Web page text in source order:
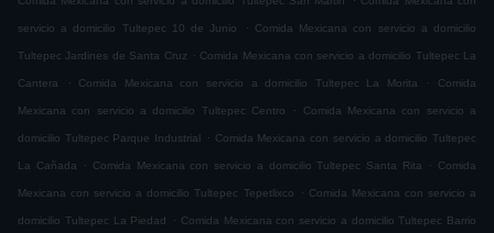
servicio a domicilio Tultepec 10 de Junio . Comida Mexicana con servicio a domicilio
Tultepec Jardines de Santa Cruz . Comida Mexicana con servicio a domicilio Tultepec La
Cantera . Comida Mexicana con servicio a domicilio Tultepec La Morita . Comida
Mexicana con servicio a domicilio Tultepec Centro . Comida Mexicana con servicio a
domicilio Tultepec Parque Industrial . Comida Mexicana con servicio a domicilio Tultepec
La Cañada . Comida Mexicana con servicio a domicilio Tultepec Santa Rita . Comida
Mexicana con servicio a domicilio Tultepec Tepetlixco . Comida Mexicana con servicio a
domicilio Tultepec La Piedad . Comida Mexicana con servicio a domicilio Tultepec Barrio